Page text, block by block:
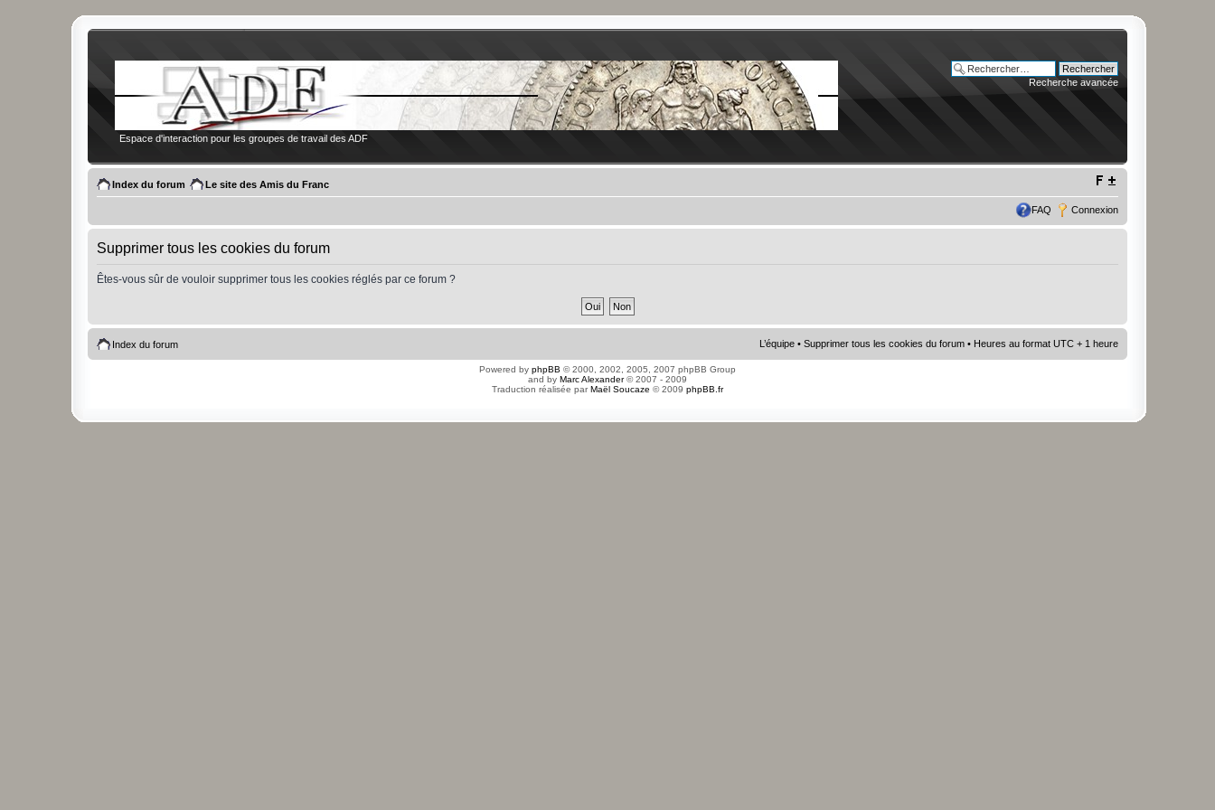
Espace d'interaction pour les groupes de travail des ADF
Recherche avancée
Index du forum Le site des Amis du Franc
FAQ Connexion
Supprimer tous les cookies du forum
Êtes-vous sûr de vouloir supprimer tous les cookies réglés par ce forum ?
Index du forum L’équipe • Supprimer tous les cookies du forum • Heures au format UTC + 1 heure
Powered by phpBB © 2000, 2002, 2005, 2007 phpBB Group
and by Marc Alexander© 2007 - 2009
Traduction réalisée parMaël Soucaze © 2009 phpBB.fr